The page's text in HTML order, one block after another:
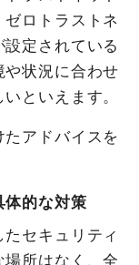
ロトラストネ
定されている
状況に合わせ
といえます。
アドバイスを
体的な対策
セキュリティ
所はなく、全